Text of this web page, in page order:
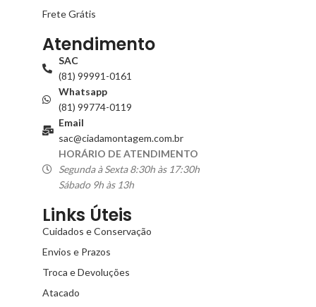
Frete Grátis
Atendimento
SAC
(81) 99991-0161
Whatsapp
(81) 99774-0119
Email
sac@ciadamontagem.com.br
HORÁRIO DE ATENDIMENTO
Segunda à Sexta 8:30h às 17:30h
Sábado 9h às 13h
Links Úteis
Cuidados e Conservação
Envios e Prazos
Troca e Devoluções
Atacado